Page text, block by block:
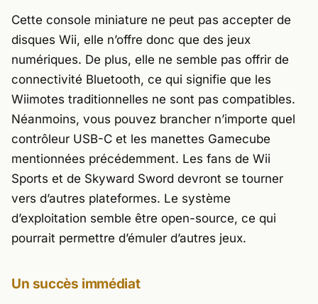
Cette console miniature ne peut pas accepter de
disques Wii, elle n’offre donc que des jeux
numériques. De plus, elle ne semble pas offrir de
connectivité Bluetooth, ce qui signifie que les
Wiimotes traditionnelles ne sont pas compatibles.
Néanmoins, vous pouvez brancher n’importe quel
contrôleur USB-C et les manettes Gamecube
mentionnées précédemment. Les fans de Wii
Sports et de Skyward Sword devront se tourner
vers d’autres plateformes. Le système
d’exploitation semble être open-source, ce qui
pourrait permettre d’émuler d’autres jeux.
Un succès immédiat